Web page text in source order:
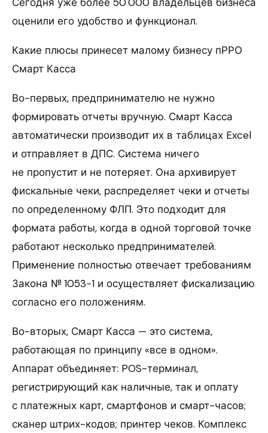
оценили его удобство и функционал.
Какие плюсы принесет малому бизнесу пРРО
Смарт Касса
Во-первых, предпринимателю не нужно
формировать отчеты вручную. Смарт Касса
автоматически производит их в таблицах Excel
и отправляет в ДПС. Система ничего
не пропустит и не потеряет. Она архивирует
фискальные чеки, распределяет чеки и отчеты
по определенному ФЛП. Это подходит для
формата работы, когда в одной торговой точке
работают несколько предпринимателей.
Применение полностью отвечает требованиям
Закона № 1053−1 и осуществляет фискализацию
согласно его положениям.
Во-вторых, Смарт Касса — это система,
работающая по принципу «все в одном».
Аппарат объединяет: POS-терминал,
регистрирующий как наличные, так и оплату
с платежных карт, смартфонов и смарт-часов;
сканер штрих-кодов; принтер чеков. Комплекс